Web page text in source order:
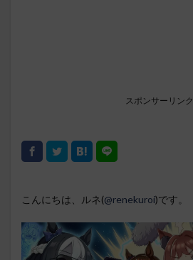
スポンサーリンク
こんにちは、ルネ(@renekuroi)です。